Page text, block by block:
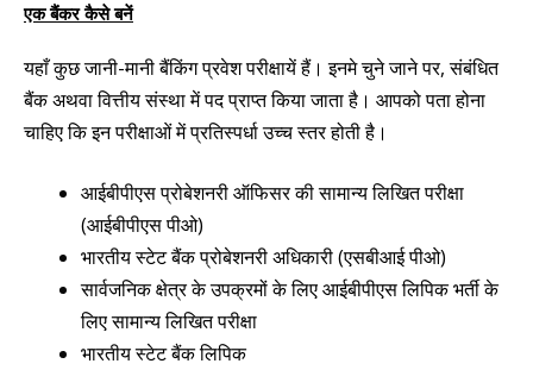
एक बैंकर कैसे बनें
यहाँ कुछ जानी-मानी बैंकिंग प्रवेश परीक्षायें हैं। इनमे चुने जाने पर, संबंधित
बैंक अथवा वित्तीय संस्था में पद प्राप्त किया जाता है। आपको पता होना
चाहिए कि इन परीक्षाओं में प्रतिस्पर्धा उच्च स्तर होती है।
आईबीपीएस प्रोबेशनरी ऑफिसर की सामान्य लिखित परीक्षा
(आईबीपीएस पीओ)
भारतीय स्टेट बैंक प्रोबेशनरी अधिकारी (एसबीआई पीओ)
सार्वजनिक क्षेत्र के उपक्रमों के लिए आईबीपीएस लिपिक भर्ती के
लिए सामान्य लिखित परीक्षा
भारतीय स्टेट बैंक लिपिक